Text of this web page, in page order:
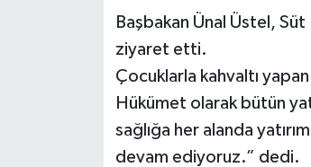
Başbakan Ünal Üstel,
ziyaret etti.
Çocuklarla kahvaltı
Hükümet olarak bütün
sağlığa her alanda
devam ediyoruz.” dedi.